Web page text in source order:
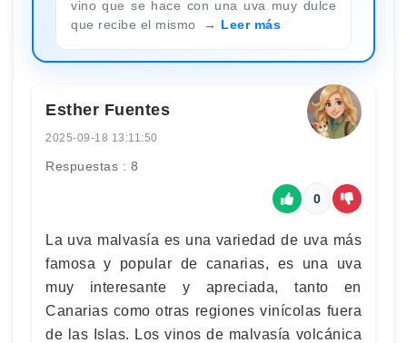
vino que se hace con una uva muy dulce
que recibe el mismo
Leer más
Esther Fuentes
2025-09-18 13:11:50
Respuestas : 8
0
La uva malvasía es una variedad de uva más
famosa y popular de canarias, es una uva
muy interesante y apreciada, tanto en
Canarias como otras regiones vinícolas fuera
de las Islas. Los vinos de malvasía volcánica